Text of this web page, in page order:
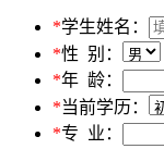
*学生姓名：
*性 别：
*年 龄：
*当前学历：
*专 业：